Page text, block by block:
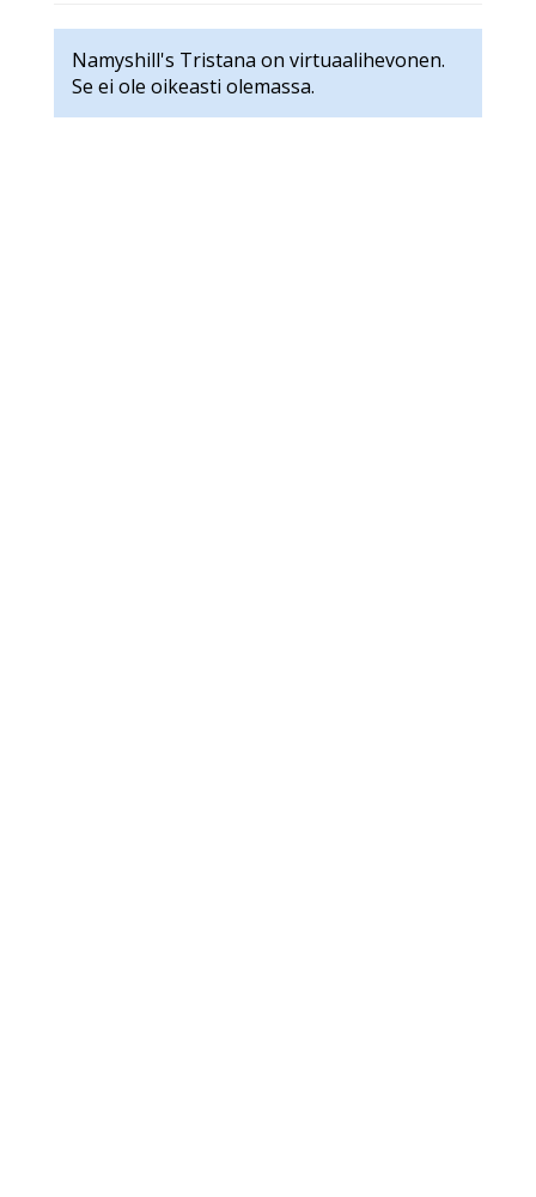
Namyshill's Tristana on virtuaalihevonen.
Se ei ole oikeasti olemassa.